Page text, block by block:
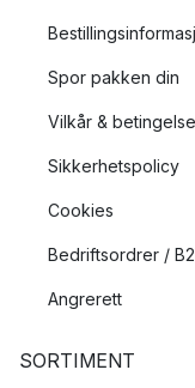
Spor pakken din
Vilkår &
Sikkerhetspolicy
Cookies
Bedriftsordrer /
Angrerett
SORTIMENT